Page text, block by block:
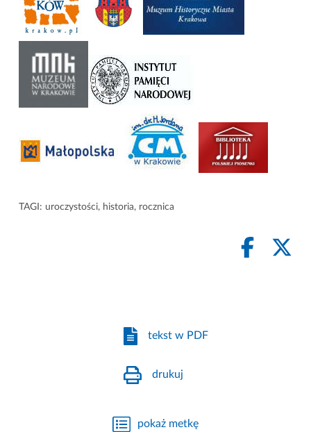
TAGI: uroczystości, historia, rocznica
tekst w PDF
drukuj
pokaż metkę